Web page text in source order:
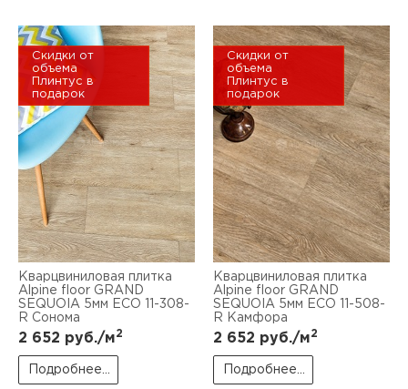
Скидки от
объема
Плинтус в
подарок
Кварцвиниловая плитка
Alpine floor GRAND
SEQUOIA 5мм ЕСО 11-308-
R Сонома
2 652 руб./м2
Подробнее...
Скидки от
объема
Плинтус в
подарок
Кварцвиниловая плитка
Alpine floor GRAND
SEQUOIA 5мм ЕСО 11-508-
R Камфора
2 652 руб./м2
Подробнее...